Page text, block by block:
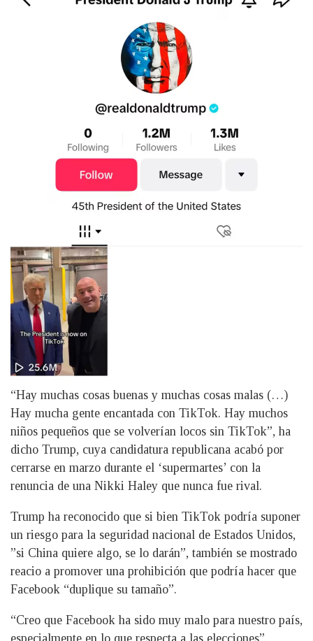
“Hay muchas cosas buenas y muchas cosas malas (…)
Hay mucha gente encantada con TikTok. Hay muchos
niños pequeños que se volverían locos sin TikTok”, ha
dicho Trump, cuya candidatura republicana acabó por
cerrarse en marzo durante el ‘supermartes’ con la
renuncia de una Nikki Haley que nunca fue rival.
Trump ha reconocido que si bien TikTok podría suponer
un riesgo para la seguridad nacional de Estados Unidos,
”si China quiere algo, se lo darán”, también se mostrado
reacio a promover una prohibición que podría hacer que
Facebook “duplique su tamaño”.
“Creo que Facebook ha sido muy malo para nuestro país,
especialmente en lo que respecta a las elecciones”,